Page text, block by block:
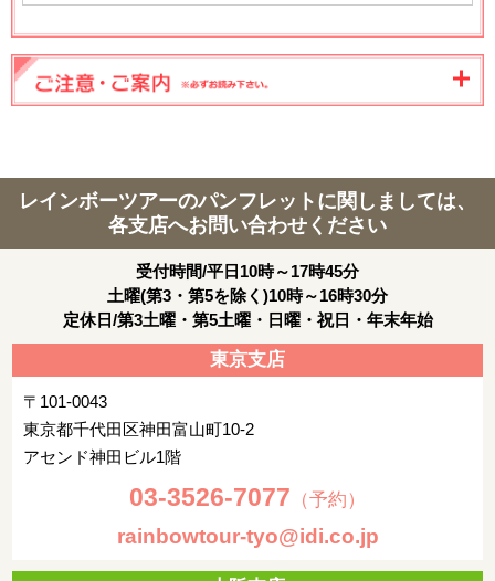
レインボーツアーのパンフレットに関しましては、
各支店へお問い合わせください
受付時間/平日10時～17時45分
土曜(第3・第5を除く)10時～16時30分
定休日/第3土曜・第5土曜・日曜・祝日・年末年始
東京支店
〒101-0043
東京都千代田区神田富山町10-2
アセンド神田ビル1階
03-3526-7077 （予約）
rainbowtour-tyo@idi.co.jp